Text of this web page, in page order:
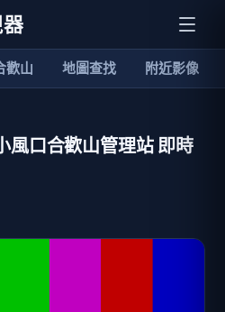
歡山 地圖查找 附近影像
風口合歡山管理站 即時